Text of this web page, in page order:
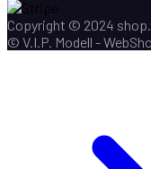
Copyright © 2024
© V.I.P. Modell -